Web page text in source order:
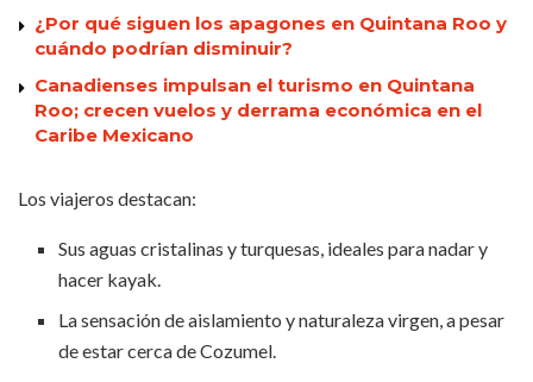
¿Por qué siguen los apagones en Quintana Roo y
cuándo podrían disminuir?
Canadienses impulsan el turismo en Quintana
Roo; crecen vuelos y derrama económica en el
Caribe Mexicano
Los viajeros destacan:
Sus aguas cristalinas y turquesas, ideales para nadar y
hacer kayak.
La sensación de aislamiento y naturaleza virgen, a pesar
de estar cerca de Cozumel.